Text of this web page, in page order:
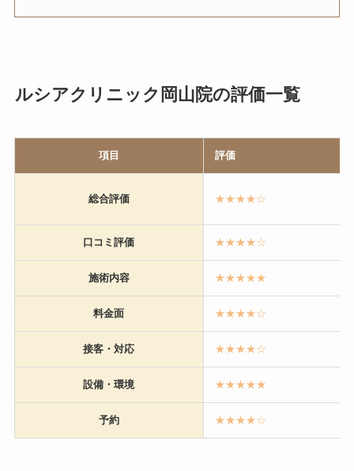
ルシアクリニック岡山院の評価一覧
項目 評価
総合評価 ★★★★☆
口コミ評価 ★★★★☆
施術内容 ★★★★★
料金面 ★★★★☆
接客・対応 ★★★★☆
設備・環境 ★★★★★
予約 ★★★★☆